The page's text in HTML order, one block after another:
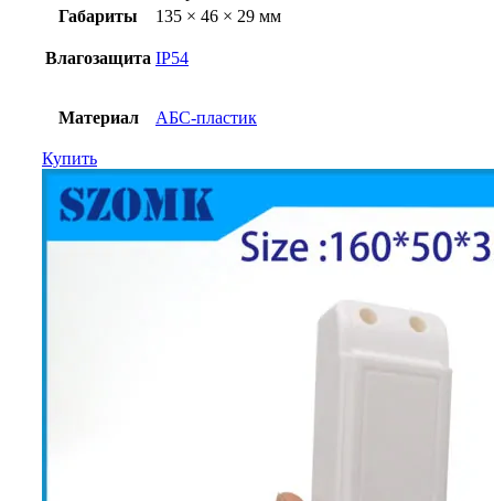
Габариты
135 × 46 × 29 мм
Влагозащита IP54
Материал АБС-пластик
Купить